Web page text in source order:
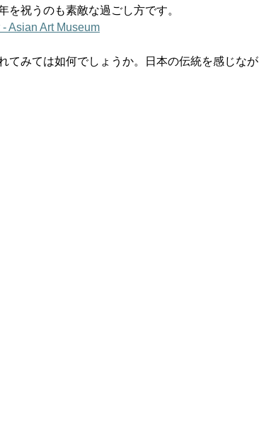
祝うのも素敵な過ごし方です。
Asian Art Museum
てみては如何でしょうか。日本の伝統を感じなが